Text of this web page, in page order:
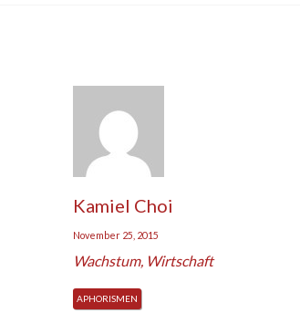
Kamiel Choi
November 25, 2015
Wachstum, Wirtschaft
APHORISMEN